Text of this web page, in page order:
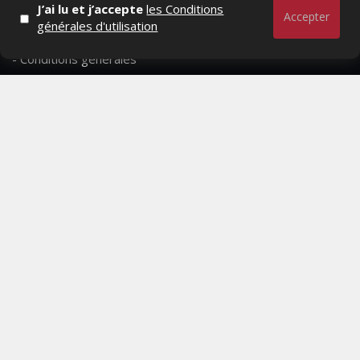
J’ai lu et j’accepteles Conditions
générales d'utilisation
Accepter
- Contactez-nous
- Conditions générales